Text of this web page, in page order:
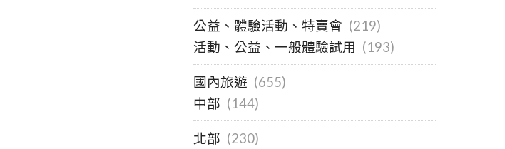
公益、體驗活動、特賣會 (219)
活動、公益、一般體驗試用 (193)
國內旅遊 (655)
中部 (144)
北部 (230)